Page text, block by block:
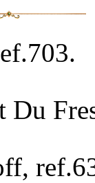
703.
ref.